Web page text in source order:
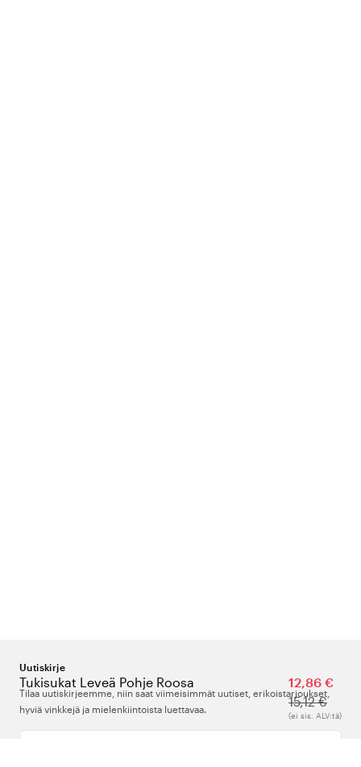
Tukisukat Leveä Pohje Roosa
12,86 €
15,12 €
(ei sis. ALV:tä)
Uutiskirje
Tilaa uutiskirjeemme, niin saat viimeisimmät uutiset, erikoistarjoukset,
hyviä vinkkejä ja mielenkiintoista luettavaa.
Kirjoita sähköpostiosoitteesi